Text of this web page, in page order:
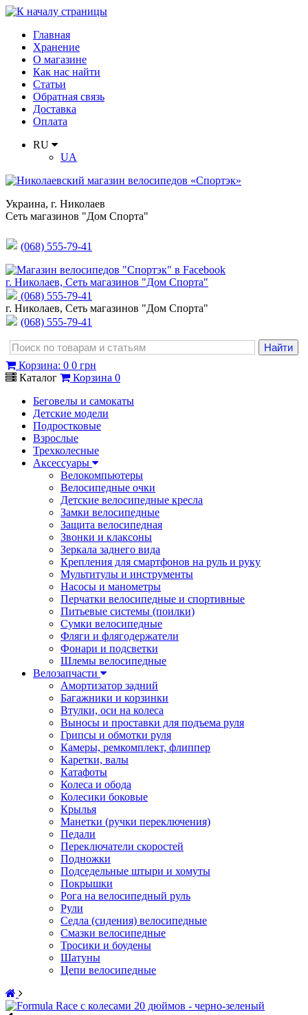
Главная
Хранение
О магазине
Как нас найти
Статьи
Обратная связь
Доставка
Оплата
RU
UA
Украина, г. Николаев
Сеть магазинов "Дом Спорта"
(068) 555-79-41
г. Николаев, Сеть магазинов "Дом Спорта"
(068) 555-79-41
г. Николаев, Сеть магазинов "Дом Спорта"
(068) 555-79-41
Корзина: 0 0 грн
Каталог
Корзина 0
Беговелы и самокаты
Детские модели
Подростковые
Взрослые
Трехколесные
Аксессуары
Велокомпьютеры
Велосипедные очки
Детские велосипедные кресла
Замки велосипедные
Защита велосипедная
Звонки и клаксоны
Зеркала заднего вида
Крепления для смартфонов на руль и руку
Мультитулы и инструменты
Насосы и манометры
Перчатки велосипедные и спортивные
Питьевые системы (поилки)
Сумки велосипедные
Фляги и флягодержатели
Фонари и подсветки
Шлемы велосипедные
Велозапчасти
Амортизатор задний
Багажники и корзинки
Втулки, оси на колеса
Выносы и проставки для подъема руля
Грипсы и обмотки руля
Камеры, ремкомплект, флиппер
Каретки, валы
Катафоты
Колеса и обода
Колесики боковые
Крылья
Манетки (ручки переключения)
Педали
Переключатели скоростей
Подножки
Подседельные штыри и хомуты
Покрышки
Рога на велосипедный руль
Рули
Седла (сидения) велосипедные
Смазки велосипедные
Тросики и боудены
Шатуны
Цепи велосипедные